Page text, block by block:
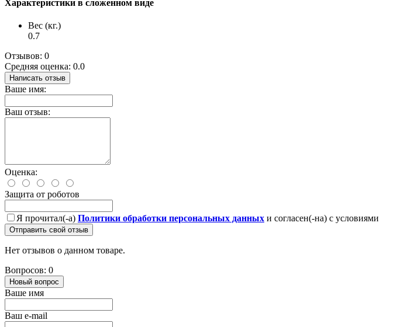
Характеристики в сложенном виде
Вес (кг.)
0.7
Отзывов: 0
Средняя оценка: 0.0
Написать отзыв
Ваше имя:
Ваш отзыв:
Оценка:
Защита от роботов
Я прочитал(-а) Политики обработки персональных данных и согласен(-на) с условиями
Отправить свой отзыв
Нет отзывов о данном товаре.
Вопросов: 0
Новый вопрос
Ваше имя
Ваш e-mail